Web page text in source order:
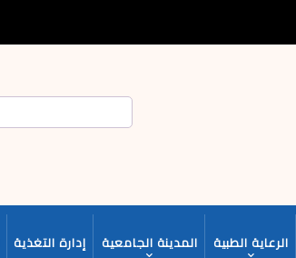
بحث
الرعاية الطبية المدينة الجامعية إدارة التغذية